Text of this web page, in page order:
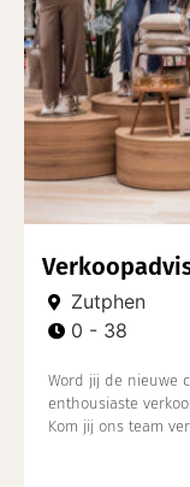
Zutphen
0 - 38
Word jij de nieuwe
enthousiaste
Kom jij ons team